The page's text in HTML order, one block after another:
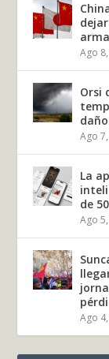
Ago
Orsi
Ago
La
de
Ago
Ago